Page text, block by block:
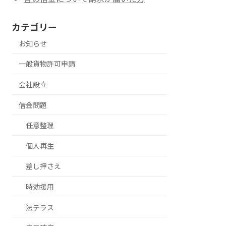
カテゴリー
お知らせ
一般貨物許可申請
会社設立
借金問題
任意整理
個人再生
差し押さえ
時効援用
法テラス